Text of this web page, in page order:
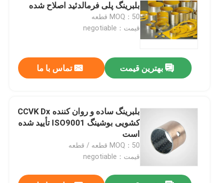
بلبرینگ پلی فرمالدئید اصلاح شده
MOQ：50 قطعه
قیمت：negotiable
بهترین قیمت تماس با ما
بلبرینگ ساده و روان کننده CCVK Dx
کشویی بوشینگ ISO9001 تأیید شده
است
MOQ：50 قطعه / قطعه
قیمت：negotiable